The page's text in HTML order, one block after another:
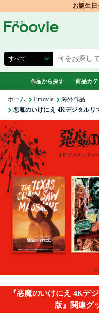
お誕生日
作品から探す 商品カ
ホーム Froovie
海外作品
悪魔のいけにえ 4Kデジタルリ
『悪魔のいけにえ 4Kデ
版』関連グ